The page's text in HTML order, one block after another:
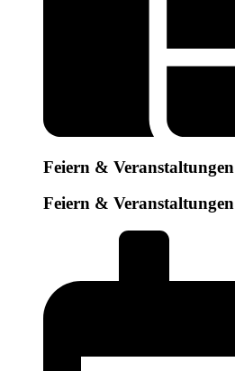
Feiern & Veranstaltungen
Feiern & Veranstaltungen